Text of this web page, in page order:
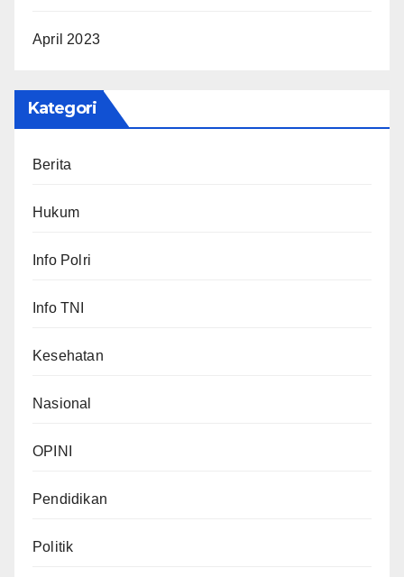
April 2023
Kategori
Berita
Hukum
Info Polri
Info TNI
Kesehatan
Nasional
OPINI
Pendidikan
Politik